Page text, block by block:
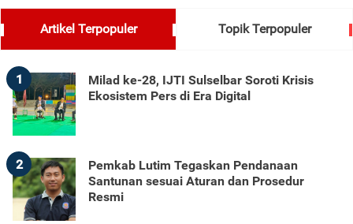
Artikel Terpopuler Topik Terpopuler
1
Milad ke-28, IJTI Sulselbar Soroti Krisis
Ekosistem Pers di Era Digital
2
Pemkab Lutim Tegaskan Pendanaan
Santunan sesuai Aturan dan Prosedur
Resmi